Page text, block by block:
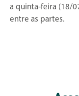
a quinta-feira (18/
entre as partes.